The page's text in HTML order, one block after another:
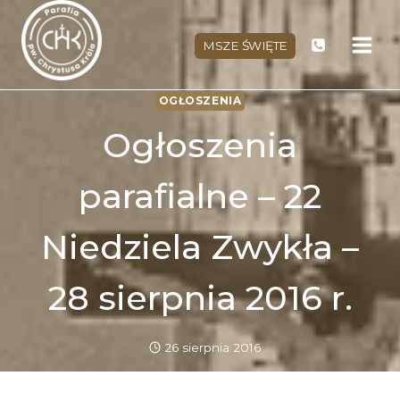
Przejdź
treści
MSZE ŚWIĘTE
OGŁOSZENIA
Ogłoszenia
parafialne – 22
Niedziela Zwykła –
28 sierpnia 2016 r.
26 sierpnia 2016